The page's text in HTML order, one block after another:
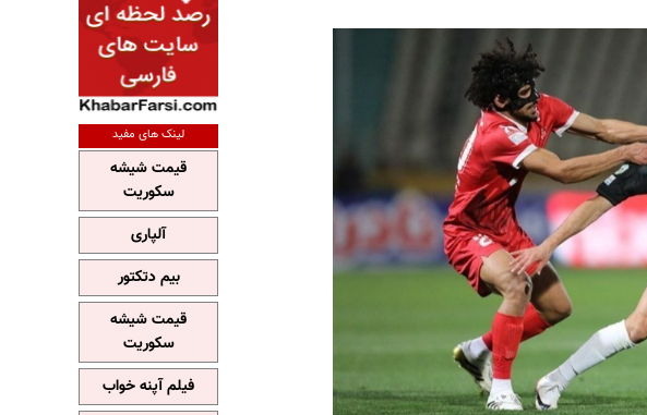
لینک های مفید
قیمت شیشه
سکوریت
آلپاری
بیم دتکتور
قیمت شیشه
سکوریت
فیلم آپنه خواب